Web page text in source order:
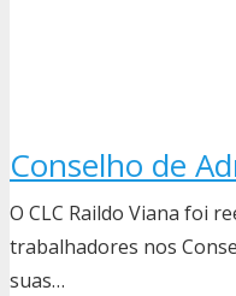
Conselho de
O CLC Raildo Viana foi
trabalhadores nos
suas…